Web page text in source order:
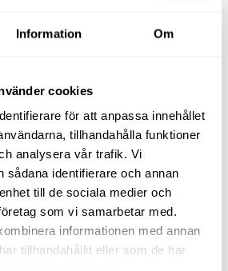
Information Om
cookies
för att anpassa innehållet
tillhandahålla funktioner
analysera vår trafik. Vi
sådana identifierare och annan
till de sociala medier och
som vi samarbetar med.
informationen med annan
tillhandahållit eller som de har
Bagageutrymmeslåda
hopfällbar
Organisatör för
bagageutrymmet.
495kr